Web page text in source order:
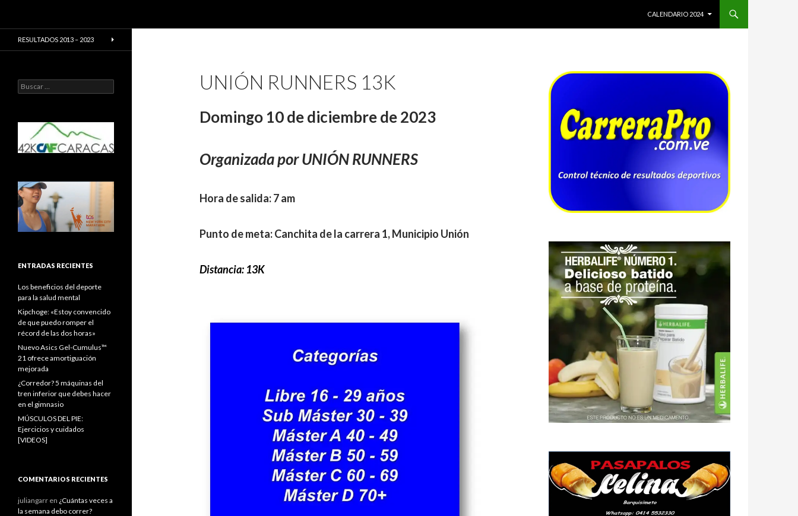
CALENDARIO 2024
UNIÓN RUNNERS 13K
Domingo 10 de diciembre de 2023
Organizada por UNIÓN RUNNERS
Hora de salida: 7 am
Punto de meta: Canchita de la carrera 1, Municipio Unión
Distancia: 13K
eventos deportivos
RESULTADOS 2013 – 2023
Buscar:
ENTRADAS RECIENTES
Los beneficios del deporte
para la salud mental
Kipchoge: «Estoy convencido
de que puedo romper el
récord de las dos horas»
Nuevo Asics Gel-Cumulus™
21 ofrece amortiguación
mejorada
¿Corredor? 5 máquinas del
tren inferior que debes hacer
en el gimnasio
MÚSCULOS DEL PIE:
Ejercicios y cuidados
[VIDEOS]
COMENTARIOS RECIENTES
juliangarr en ¿Cuántas veces a
la semana debo correr?